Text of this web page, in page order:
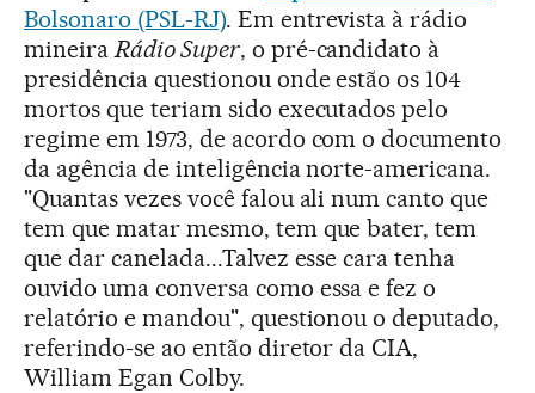
Bolsonaro (PSL-RJ). Em entrevista à rádio
mineira Rádio Super, o pré-candidato à
presidência questionou onde estão os 104
mortos que teriam sido executados pelo
regime em 1973, de acordo com o documento
da agência de inteligência norte-americana.
"Quantas vezes você falou ali num canto que
tem que matar mesmo, tem que bater, tem
que dar canelada...Talvez esse cara tenha
ouvido uma conversa como essa e fez o
relatório e mandou", questionou o deputado,
referindo-se ao então diretor da CIA,
William Egan Colby.